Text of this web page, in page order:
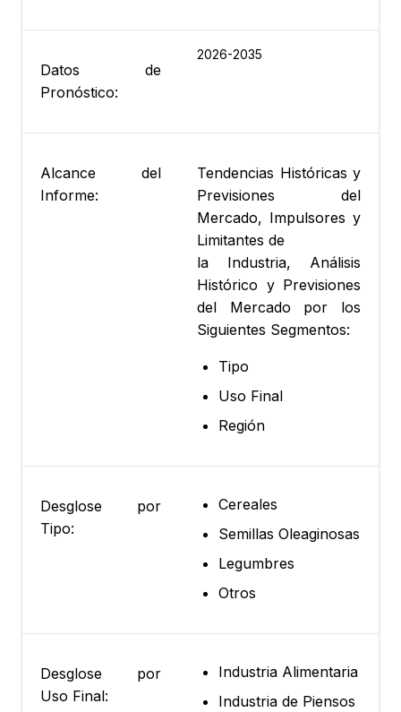
Datos de
Pronóstico:
2026-2035
Alcance del
Informe:
Tendencias Históricas y
Previsiones del
Mercado, Impulsores y
Limitantes de
la Industria, Análisis
Histórico y Previsiones
del Mercado por los
Siguientes Segmentos:
Tipo
Uso Final
Región
Desglose por
Tipo:
Cereales
Semillas Oleaginosas
Legumbres
Otros
Desglose por
Uso Final:
Industria Alimentaria
Industria de Piensos